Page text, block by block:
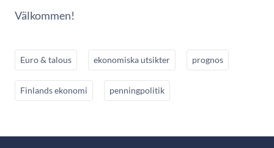
Välkommen!
Euro & talous ekonomiska utsikter prognos
Finlands ekonomi penningpolitik